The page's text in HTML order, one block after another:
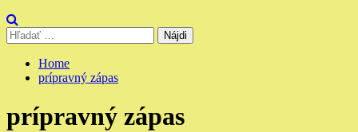
Hľadať:
Home
prípravný zápas
prípravný zápas